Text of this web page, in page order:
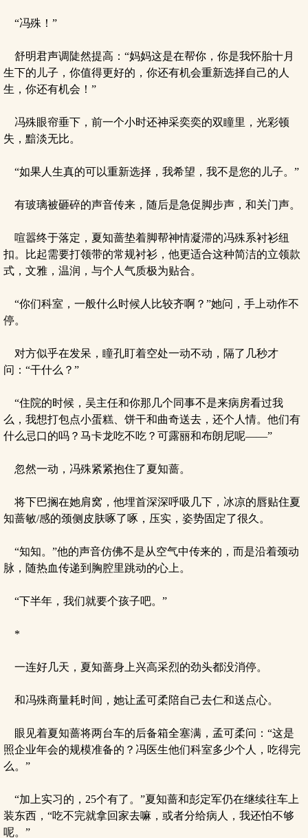
“冯殊！”
舒明君声调陡然提高：“妈妈这是在帮你，你是我怀胎十月
生下的儿子，你值得更好的，你还有机会重新选择自己的人
生，你还有机会！”
冯殊眼帘垂下，前一个小时还神采奕奕的双瞳里，光彩顿
失，黯淡无比。
“如果人生真的可以重新选择，我希望，我不是您的儿子。”
有玻璃被砸碎的声音传来，随后是急促脚步声，和关门声。
喧嚣终于落定，夏知蔷垫着脚帮神情凝滞的冯殊系衬衫纽
扣。比起需要打领带的常规衬衫，他更适合这种简洁的立领款
式，文雅，温润，与个人气质极为贴合。
“你们科室，一般什么时候人比较齐啊？”她问，手上动作不
停。
对方似乎在发呆，瞳孔盯着空处一动不动，隔了几秒才
问：“干什么？”
“住院的时候，吴主任和你那几个同事不是来病房看过我
么，我想打包点小蛋糕、饼干和曲奇送去，还个人情。他们有
什么忌口的吗？马卡龙吃不吃？可露丽和布朗尼呢——”
忽然一动，冯殊紧紧抱住了夏知蔷。
将下巴搁在她肩窝，他埋首深深呼吸几下，冰凉的唇贴住夏
知蔷敏/感的颈侧皮肤啄了啄，压实，姿势固定了很久。
“知知。”他的声音仿佛不是从空气中传来的，而是沿着颈动
脉，随热血传递到胸腔里跳动的心上。
“下半年，我们就要个孩子吧。”
*
一连好几天，夏知蔷身上兴高采烈的劲头都没消停。
和冯殊商量耗时间，她让孟可柔陪自己去仁和送点心。
眼见着夏知蔷将两台车的后备箱全塞满，孟可柔问：“这是
照企业年会的规模准备的？冯医生他们科室多少个人，吃得完
么。”
“加上实习的，25个有了。”夏知蔷和彭定军仍在继续往车上
装东西，“吃不完就拿回家去嘛，或者分给病人，我还怕不够
呢。”